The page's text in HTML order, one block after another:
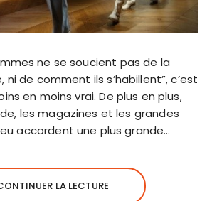
ne se soucient pas de la
ni de comment ils s’habillent”, c’est
en moins vrai. De plus en plus,
les magazines et les grandes
accordent une plus grande…
LA LECTURE